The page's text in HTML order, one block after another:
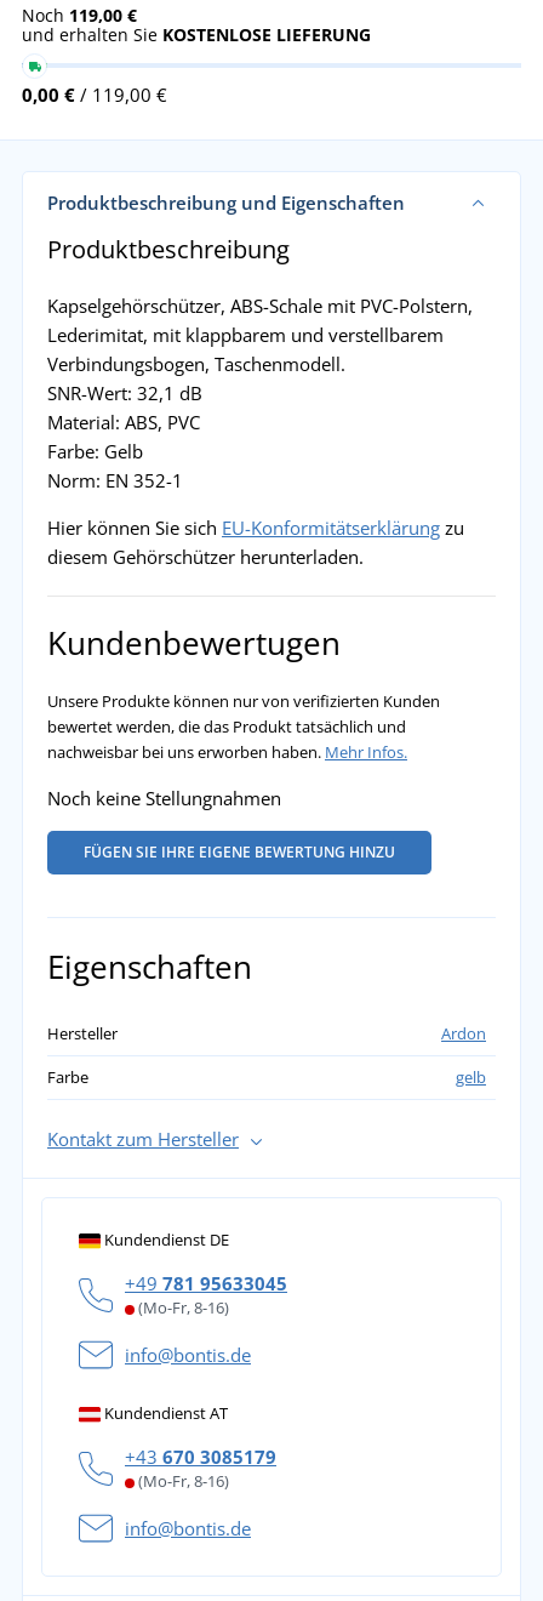
Noch 119,00 €
und erhalten Sie KOSTENLOSE LIEFERUNG
0,00 € / 119,00 €
Produktbeschreibung und Eigenschaften
Produktbeschreibung
Kapselgehörschützer, ABS-Schale mit PVC-Polstern,
Lederimitat, mit klappbarem und verstellbarem
Verbindungsbogen, Taschenmodell.
SNR-Wert: 32,1 dB
Material: ABS, PVC
Farbe: Gelb
Norm: EN 352-1
Hier können Sie sich EU-Konformitätserklärungzu
diesem Gehörschützer herunterladen.
Kundenbewertugen
Unsere Produkte können nur von verifizierten Kunden
bewertet werden, die das Produkt tatsächlich und
nachweisbar bei uns erworben haben. Mehr Infos.
Noch keine Stellungnahmen
FÜGEN SIE IHRE EIGENE BEWERTUNG HINZU
Eigenschaften
Hersteller
Ardon
Farbe
gelb
Kontakt zum Hersteller
Kundendienst DE
+49 781 95633045
(Mo-Fr, 8-16)
info@bontis.de
Kundendienst AT
+43 670 3085179
(Mo-Fr, 8-16)
info@bontis.de